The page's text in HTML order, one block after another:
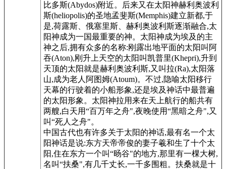
比多斯(Abydos)附近。后来又在太阳神赫利奥波利
斯(heliopolis)的圣地孟斐斯(Memphis)建立新都,于
是,荷露斯、俄塞里斯、赫利奥波利斯逐渐融合,太
阳神成为一国最重要的神。太阳神成为埃及的主
神之后,拥有众多的名称:刚露出地平面的太阳叫阿
吞(Aton),刚升上天空的太阳叫凯普里(Khepri),升到
天顶的太阳就是赫利奥波利斯,又叫拉(Ra),太阳落
山,成为老人阿图姆(Atoum)。不过,隐喻太阳移行
天幕的行驶着的小船形象,还是埃及神话中最普遍
的太阳形象。太阳神拉用来在天上航行的船共有
两艘,白天用“百万年之舟",夜晚使用“黑暗之舟",又
叫“死人之舟"。
中国古代也有许多关于太阳的神话,最有名一个太
阳神话是说:东方天帝帝俊的妻子羲和生了十个太
阳,住在东方一个叫“旸谷"的地方,那里有一棵大树,
名叫“扶桑",有几千丈长,一千多围粗。扶桑就是十